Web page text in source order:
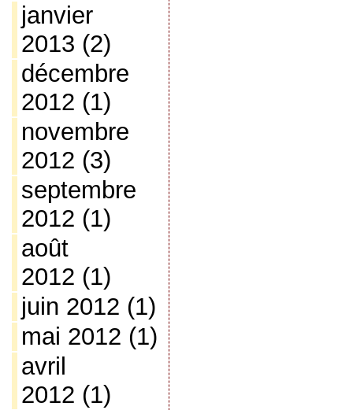
janvier
2013 (2)
décembre
2012 (1)
novembre
2012 (3)
septembre
2012 (1)
août
2012 (1)
juin 2012 (1)
mai 2012 (1)
avril
2012 (1)